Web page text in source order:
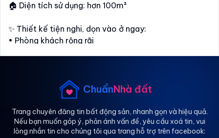
🏠 Diện tích sử dụng: hơn 100m²
✨ Thiết kế tiện nghi, dọn vào ở ngay:
• Phòng khách rộng rãi
• Tiểu cảnh sân vườn xanh mát, không gian trong lành
➖ Gần các tiện ích như chợ, trường học,… bán kính
2km
➖ Cách TP Đà Lạt khoảng 30km
ChuẩnNhà đất
Trang chuyên đăng tin bất động sản, nhanh gọn và hiệu quả.
Nếu bạn muốn góp ý, phản ánh vấn đề, yêu cầu xoá tin, vui
lòng nhắn tin cho chúng tôi qua trang hỗ trợ trên facebook: